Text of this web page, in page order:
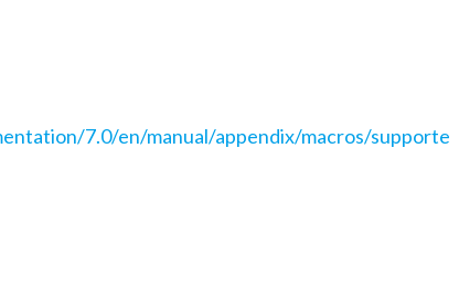
7.0/en/manual/appendix/macros/supporte